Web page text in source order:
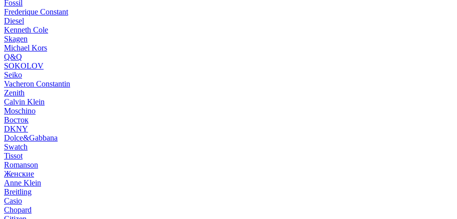
Fossil
Frederique Constant
Diesel
Kenneth Cole
Skagen
Michael Kors
Q&Q
SOKOLOV
Seiko
Vacheron Constantin
Zenith
Calvin Klein
Moschino
Восток
DKNY
Dolce&Gabbana
Swatch
Tissot
Romanson
Женские
Anne Klein
Breitling
Casio
Chopard